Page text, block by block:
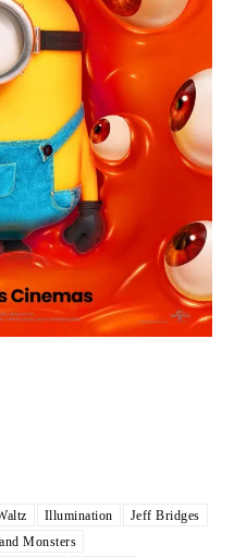
Illumination
Jeff Bridges
Monsters